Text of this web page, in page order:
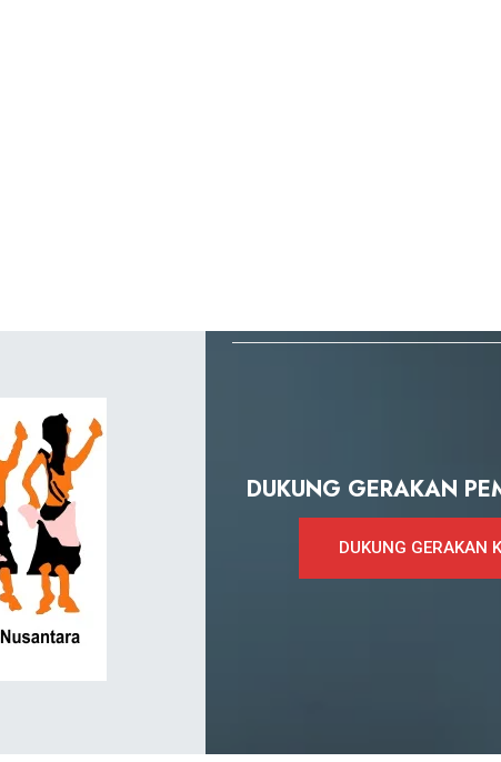
DUKUNG GERAKAN
DUKUNG GERAKAN